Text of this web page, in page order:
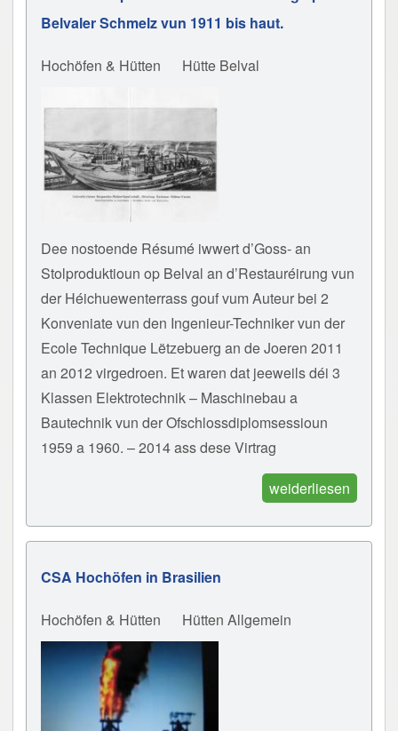
Belvaler Schmelz vun 1911 bis haut.
Hochöfen & Hütten Hütte Belval
Dee nostoende Résumé iwwert d’Goss- an
Stolproduktioun op Belval an d’Restauréirung vun
der Héichuewenterrass gouf vum Auteur bei 2
Konveniate vun den Ingenieur-Techniker vun der
Ecole Technique Lëtzebuerg an de Joeren 2011
an 2012 virgedroen. Et waren dat jeeweils déi 3
Klassen Elektrotechnik – Maschinebau a
Bautechnik vun der Ofschlossdiplomsessioun
1959 a 1960. – 2014 ass dese Virtrag
weiderliesen
CSA Hochöfen in Brasilien
Hochöfen & Hütten Hütten Allgemein